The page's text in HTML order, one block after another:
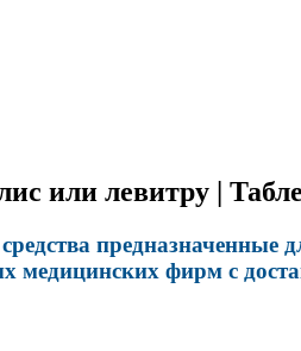
или левитру |
медицинских фирм с